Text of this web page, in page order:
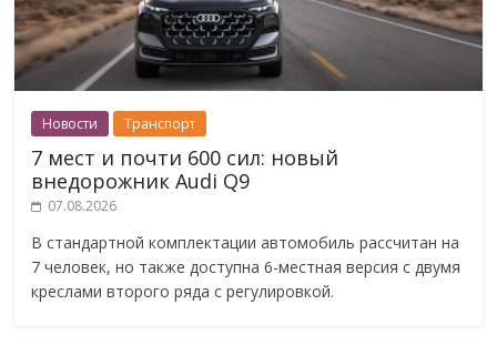
Новости Транспорт
7 мест и почти 600 сил: новый
внедорожник Audi Q9
07.08.2026
В стандартной комплектации автомобиль рассчитан на
7 человек, но также доступна 6-местная версия с двумя
креслами второго ряда с регулировкой.